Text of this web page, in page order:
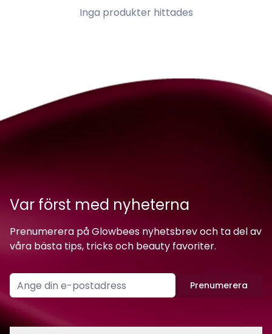
Inga produkter hittades
Var först med nyheterna
Prenumerera på Glowbees nyhetsbrev och ta del av
våra bästa tips, tricks och beauty favoriter.
Prenumerera